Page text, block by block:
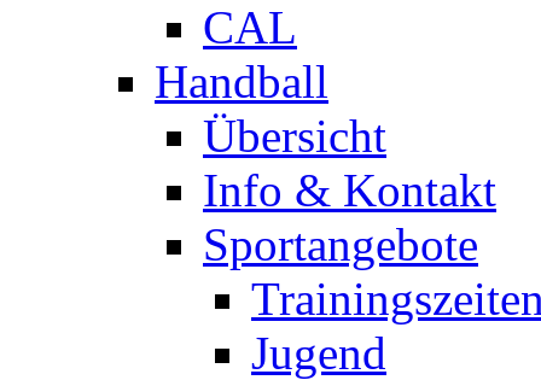
CAL
Handball
Übersicht
Info & Kontakt
Sportangebote
Jugend